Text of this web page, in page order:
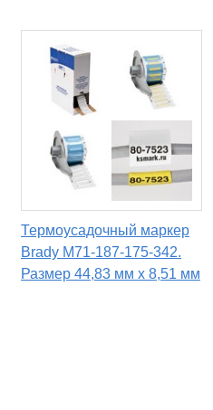
Термоусадочный маркер
Brady M71-187-175-342.
Размер 44,83 мм х 8,51 мм